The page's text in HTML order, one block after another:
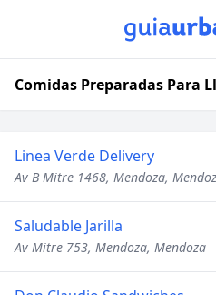
Linea Verde Delivery
Av B Mitre 1468, Mendoza,
Saludable Jarilla
Av Mitre 753, Mendoza, Mendoza